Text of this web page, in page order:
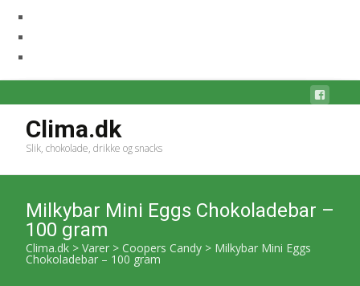
Clima.dk
Slik, chokolade, drikke og snacks
Milkybar Mini Eggs Chokoladebar –
100 gram
Clima.dk > Varer > Coopers Candy > Milkybar Mini Eggs
Chokoladebar – 100 gram